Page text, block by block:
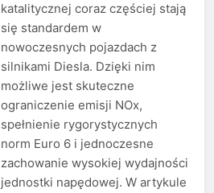
katalitycznej coraz częściej stają
się standardem w
nowoczesnych pojazdach z
silnikami Diesla. Dzięki nim
możliwe jest skuteczne
ograniczenie emisji NOx,
spełnienie rygorystycznych
norm Euro 6 i jednoczesne
zachowanie wysokiej wydajności
jednostki napędowej. W artykule